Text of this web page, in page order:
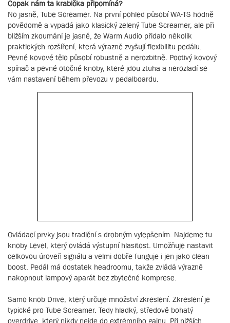
Copak nám ta krabička připomíná?
No jasně, Tube Screamer. Na první pohled působí WA-TS hodně
povědomě a vypadá jako klasický zelený Tube Screamer, ale při
bližším zkoumání je jasné, že Warm Audio přidalo několik
praktických rozšíření, která výrazně zvyšují flexibilitu pedálu.
Pevné kovové tělo působí robustně a nerozbitně. Poctivý kovový
spínač a pevné otočné knoby, které jdou ztuha a nerozladí se
vám nastavení během převozu v pedalboardu.
Ovládací prvky jsou tradiční s drobným vylepšením. Najdeme tu
knoby Level, který ovládá výstupní hlasitost. Umožňuje nastavit
celkovou úroveň signálu a velmi dobře funguje i jen jako clean
boost. Pedál má dostatek headroomu, takže zvládá výrazně
nakopnout lampový aparát bez zbytečné komprese.
Samo knob Drive, který určuje množství zkreslení. Zkreslení je
typické pro Tube Screamer. Tedy hladký, středově bohatý
overdrive, který nikdy nejde do extrémního gainu. Při nižších